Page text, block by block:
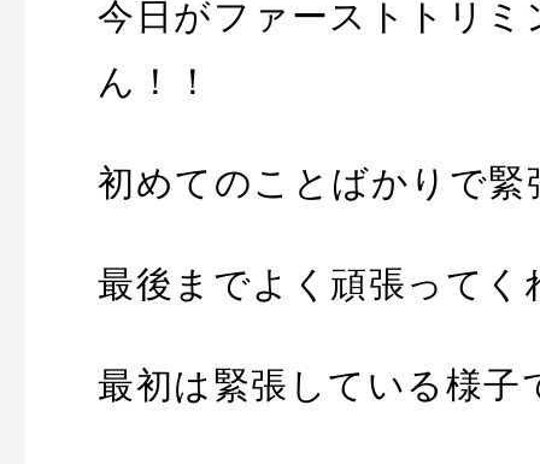
今日がファーストトリミ
ん！！
初めてのことばかりで緊
最後までよく頑張ってく
最初は緊張している様子